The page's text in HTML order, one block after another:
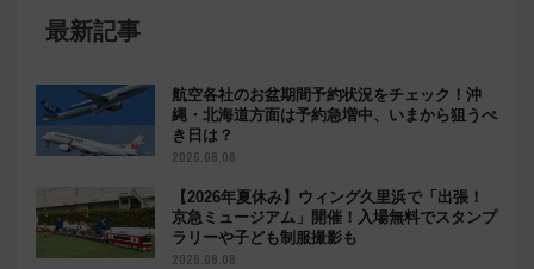
最新記事
航空各社のお盆期間予約状況をチェック！沖
縄・北海道方面は予約急増中、いまから狙うべ
き日は？
2026.08.08
【2026年夏休み】ウィング久里浜で「出張！
京急ミュージアム」開催！入場無料でスタンプ
ラリーや子ども制服撮影も
2026.08.08